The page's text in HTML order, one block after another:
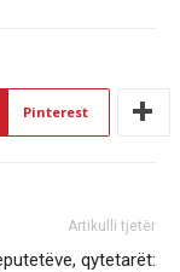
Pinterest
Artikulli tjetër
qytetarët: